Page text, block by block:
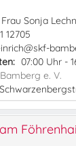
Frau Sonja
12705
07:00 Uhr -
e. V.